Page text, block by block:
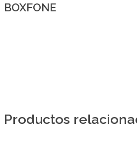
BOXFONE
Productos